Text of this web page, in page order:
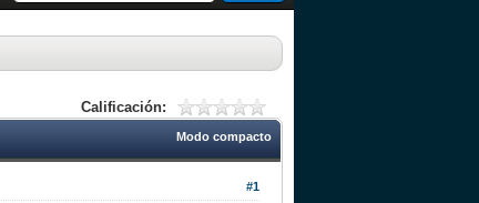
Calificación:
Modo compacto
#1